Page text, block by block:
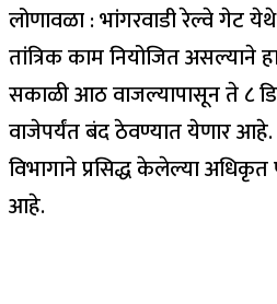
लोणावळा : भांगरवाडी रेल्वे गेट
तांत्रिक काम नियोजित असल्याने
सकाळी आठ वाजल्यापासून ते ८
वाजेपर्यंत बंद ठेवण्यात येणार आहे.
विभागाने प्रसिद्ध केलेल्या
आहे.